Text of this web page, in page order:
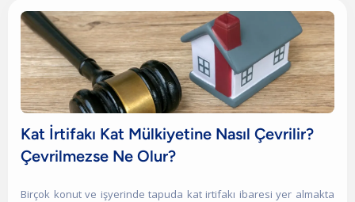
Kat İrtifakı Kat Mülkiyetine Nasıl Çevrilir?
Çevrilmezse Ne Olur?
Birçok konut ve işyerinde tapuda kat irtifakı ibaresi yer almakta